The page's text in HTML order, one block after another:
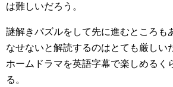
は難しいだろう。
謎解きパズルをして先に進むところも
なせないと解読するのはとても厳しい
ホームドラマを英語字幕で楽しめるく
る。